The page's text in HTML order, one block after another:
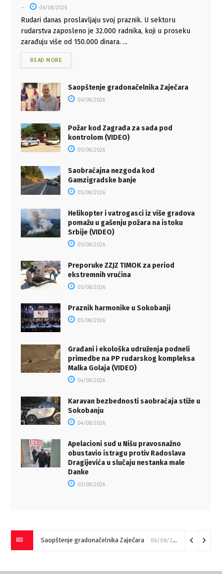
06/08/2026
Rudari danas proslavljaju svoj praznik. U sektoru
rudarstva zaposleno je 32.000 radnika, koji u proseku
zarađuju više od 150.000 dinara. ...
READ MORE
Saopštenje gradonačelnika Zaječara
06/08/2026
Požar kod Zagrađa za sada pod
kontrolom (VIDEO)
05/08/2026
Saobraćajna nezgoda kod
Gamzigradske banje
05/08/2026
Helikopter i vatrogasci iz više gradova
pomažu u gašenju požara na istoku
Srbije (VIDEO)
05/08/2026
Preporuke ZZJZ TIMOK za period
ekstremnih vrućina
05/08/2026
Praznik harmonike u Sokobanji
05/08/2026
Građani i ekološka udruženja podneli
primedbe na PP rudarskog kompleksa
Malka Golaja (VIDEO)
04/08/2026
Karavan bezbednosti saobraćaja stiže u
Sokobanju
04/08/2026
Apelacioni sud u Nišu pravosnažno
obustavio istragu protiv Radoslava
Dragijevića u slučaju nestanka male
Danke
03/08/2026
Saopštenje gradonačelnika Zaječara 06/08/2026